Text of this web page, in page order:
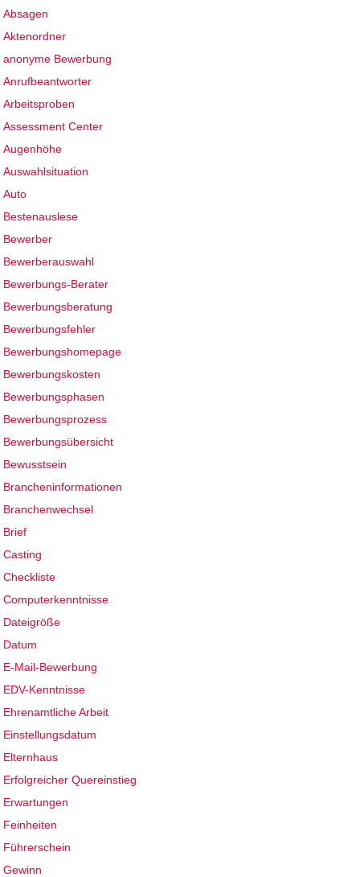
Absagen
Aktenordner
anonyme Bewerbung
Anrufbeantworter
Arbeitsproben
Assessment Center
Augenhöhe
Auswahlsituation
Auto
Bestenauslese
Bewerber
Bewerberauswahl
Bewerbungs-Berater
Bewerbungsberatung
Bewerbungsfehler
Bewerbungshomepage
Bewerbungskosten
Bewerbungsphasen
Bewerbungsprozess
Bewerbungsübersicht
Bewusstsein
Brancheninformationen
Branchenwechsel
Brief
Casting
Checkliste
Computerkenntnisse
Dateigröße
Datum
E-Mail-Bewerbung
EDV-Kenntnisse
Ehrenamtliche Arbeit
Einstellungsdatum
Elternhaus
Erfolgreicher Quereinstieg
Erwartungen
Feinheiten
Führerschein
Gewinn